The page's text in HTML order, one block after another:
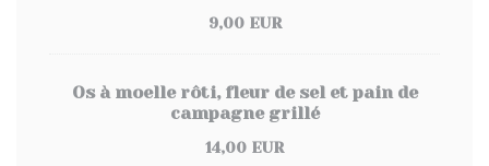
9,00 EUR
Os à moelle rôti, fleur de sel et pain de
campagne grillé
14,00 EUR